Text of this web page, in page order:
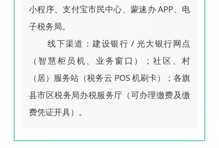
小程序、支付宝市民中心、蒙速办 APP、电
子税务局。
线下渠道：建设银行 / 光大银行网点
（智慧柜员机、业务窗口）；社区、村
（居）服务站（税务云 POS 机刷卡）；各旗
县市区税务局办税服务厅（可办理缴费及缴
费凭证开具）。